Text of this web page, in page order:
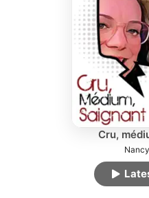
Top Charts
Cru,